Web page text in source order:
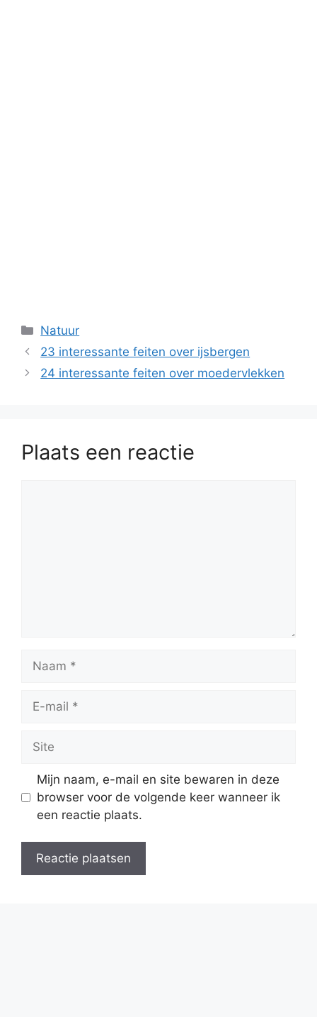
Categorieën
Natuur
23 interessante feiten over ijsbergen
24 interessante feiten over moedervlekken
Plaats een reactie
mail
Mijn naam, e-mail en site bewaren in deze
browser voor de volgende keer wanneer ik
een reactie plaats.